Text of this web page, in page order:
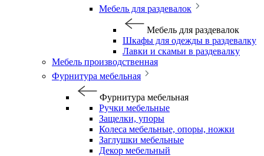
Мебель для раздевалок
Мебель для раздевалок
Шкафы для одежды в раздевалку
Лавки и скамьи в раздевалку
Мебель производственная
Фурнитура мебельная
Фурнитура мебельная
Ручки мебельные
Защелки, упоры
Колеса мебельные, опоры, ножки
Заглушки мебельные
Декор мебельный